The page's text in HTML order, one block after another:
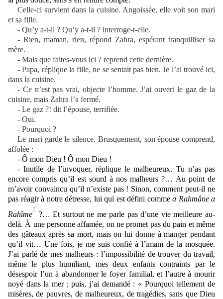
Celle-ci survient dans la cuisine. Angoissée, elle voit son mari
et sa fille.
- Qu’y a-t-il ? Qu’y a-t-il ? interroge-t-elle.
- Rien, maman, rien, répond Zahra, espérant tranquilliser sa
mère.
- Mais que faites-vous ici ? reprend cette dernière.
- Papa, réplique la fille, ne se sentait pas bien. Je l’ai trouvé ici,
dans la cuisine.
- Ce n’est pas vrai, objecte l’homme. J’ai ouvert le gaz de la
cuisine, mais Zahra l’a fermé.
- Le gaz ?! dit l’épouse, terrifiée.
- Oui.
- Pourquoi ?
Le mari garde le silence. Brusquement, son épouse comprend,
affolée :
-Ô mon Dieu !Ô mon Dieu !
- Inutile de l’invoquer, réplique le malheureux. Tu n’as pas
encore compris qu’il est sourd à nos malheurs ?… Au point de
m’avoir convaincu qu’il n’existe pas ! Sinon, comment peut-il ne
pas réagir à notre détresse, lui qui est défini comme a Rahmâne a
Rahîme
1
?… Et surtout ne me parle pas d’une vie meilleure au-
delà. À une personne affamée, on ne promet pas du pain et même
des gâteaux après sa mort, mais on lui donne à manger pendant
qu’il vit… Une fois, je me suis confié à l’imam de la mosquée.
J’ai parlé de mes malheurs : l’impossibilité de trouver du travail,
même le plus humiliant, mes deux enfants contraints par le
désespoir l’un à abandonner le foyer familial, et l’autre à mourir
noyé dans la mer ; puis, j’ai demandé : « Pourquoi tellement de
misères, de pauvres, de malheureux, de tragédies, sans que Dieu